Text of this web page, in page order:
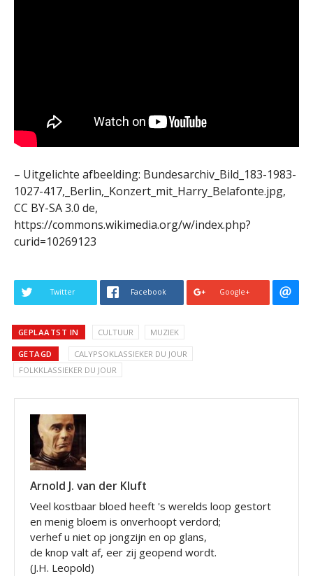
– Uitgelichte afbeelding: Bundesarchiv_Bild_183-1983-
1027-417,_Berlin,_Konzert_mit_Harry_Belafonte.jpg,
CC BY-SA 3.0 de,
https://commons.wikimedia.org/w/index.php?
curid=10269123
Twitter Facebook Google+
GEPLAATST IN CULTUUR MUZIEK
GETAGD
CALYPSOKLASSIEKER DU JOUR
FOLKKLASSIEKER DU JOUR
Arnold J. van der Kluft
Veel kostbaar bloed heeft 's werelds loop gestort
en menig bloem is onverhoopt verdord;
verhef u niet op jongzijn en op glans,
de knop valt af, eer zij geopend wordt.
(J.H. Leopold)